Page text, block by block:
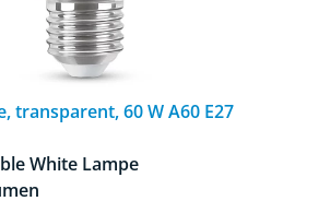
transparent, 60 W A60 E27
White Lampe